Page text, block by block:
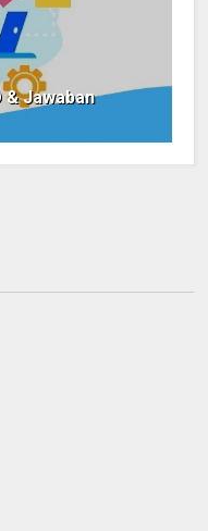
& Jawaban